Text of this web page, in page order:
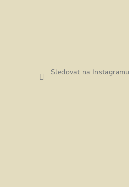
Sledovat na Instagramu